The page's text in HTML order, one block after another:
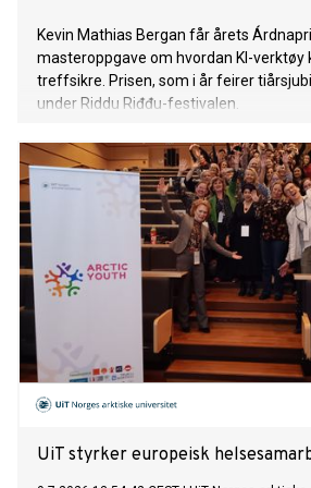
Kevin Mathias Bergan får årets
masteroppgave om hvordan KI-verktøy
treffsikre. Prisen, som i år feirer
under Riddu Riđđu-festivalen.
UiT styrker europeisk